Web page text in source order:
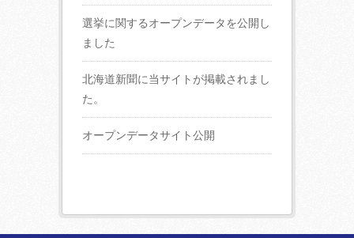
選挙に関するオープンデータを公開し
ました
北海道新聞に当サイトが掲載されまし
た。
オープンデータサイト公開